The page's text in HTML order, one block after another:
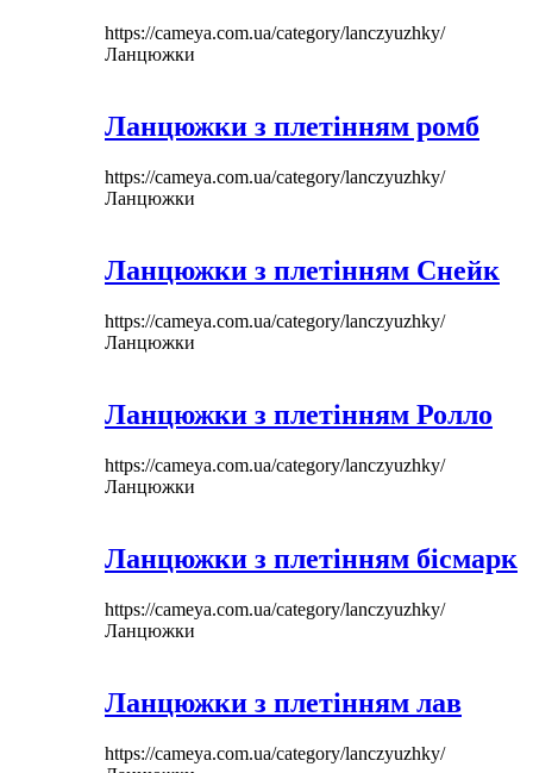
https://cameya.com.ua/category/lanczyuzhky/
Ланцюжки
Ланцюжки з плетінням ромб
https://cameya.com.ua/category/lanczyuzhky/
Ланцюжки
Ланцюжки з плетінням Снейк
https://cameya.com.ua/category/lanczyuzhky/
Ланцюжки
Ланцюжки з плетінням Ролло
https://cameya.com.ua/category/lanczyuzhky/
Ланцюжки
Ланцюжки з плетінням бісмарк
https://cameya.com.ua/category/lanczyuzhky/
Ланцюжки
Ланцюжки з плетінням лав
https://cameya.com.ua/category/lanczyuzhky/